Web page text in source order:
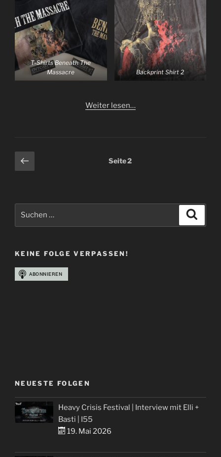
T-Shirts Beneath The
Massacre
Backprint Shirt 2
Weiter lesen…
Seitennummerierung
der
Vorherige
Seite
Seite2
KEINE FOLGE VERPASSEN!
NEUESTE FOLGEN
Heavy Crisis Festival | Interview mit Elli +
Basti | I55
19. Mai 2026